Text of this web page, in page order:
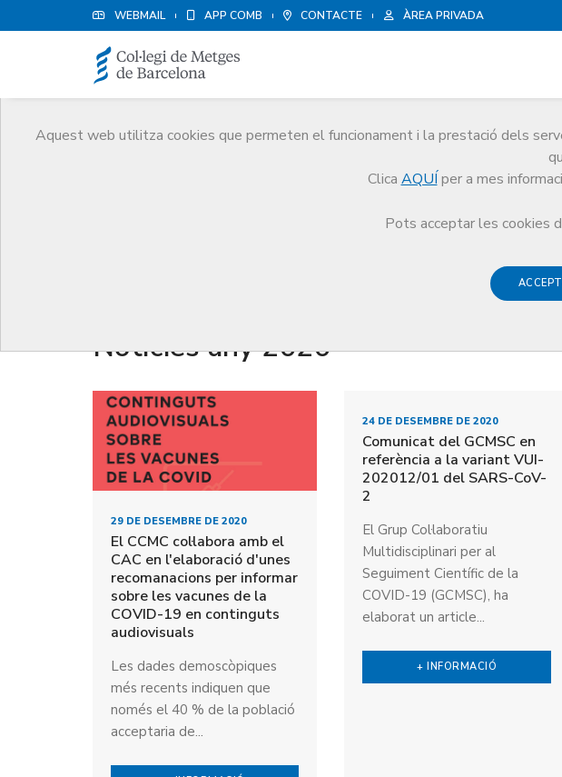
WEBMAIL APP COMB CONTACTE ÀREA PRIVADA
Aquest web utilitza cookies que permeten el funcionament i la prestació dels
Clica AQUÍ per a mes
Pots acceptar les cookies
Notícies any 2020
29 DE DESEMBRE DE 2020
El CCMC col·labora amb el
CAC en l'elaboració d'unes
recomanacions per informar
sobre les vacunes de la
COVID-19 en continguts
audiovisuals
Les dades demoscòpiques
més recents indiquen que
només el 40 % de la població
acceptaria de...
24 DE DESEMBRE DE 2020
Comunicat del GCMSC en
referència a la variant VUI-
202012/01 del SARS-CoV-
2
El Grup Col·laboratiu
Multidisciplinari per al
Seguiment Científic de la
COVID-19 (GCMSC), ha
elaborat un article...
+ INFORMACIÓ